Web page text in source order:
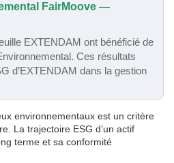
FairMoove —
EXTENDAM ont bénéficié de
Ces résultats
d’EXTENDAM dans la gestion
environnementaux est un critère
La trajectoire ESG d’un actif
terme et sa conformité